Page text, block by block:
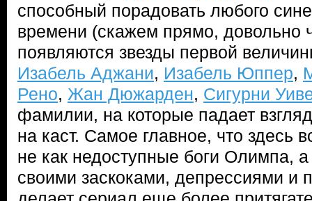
способный порадовать любого
времени (скажем прямо, довольно
появляются звезды первой
Изабель Аджани, Изабель Юппер,
Рено, Жан Дюжарден, Сигурни
фамилии, на которые падает
на каст. Самое главное, что здесь
не как недоступные боги Олимпа,
своими заскоками, депрессиями и